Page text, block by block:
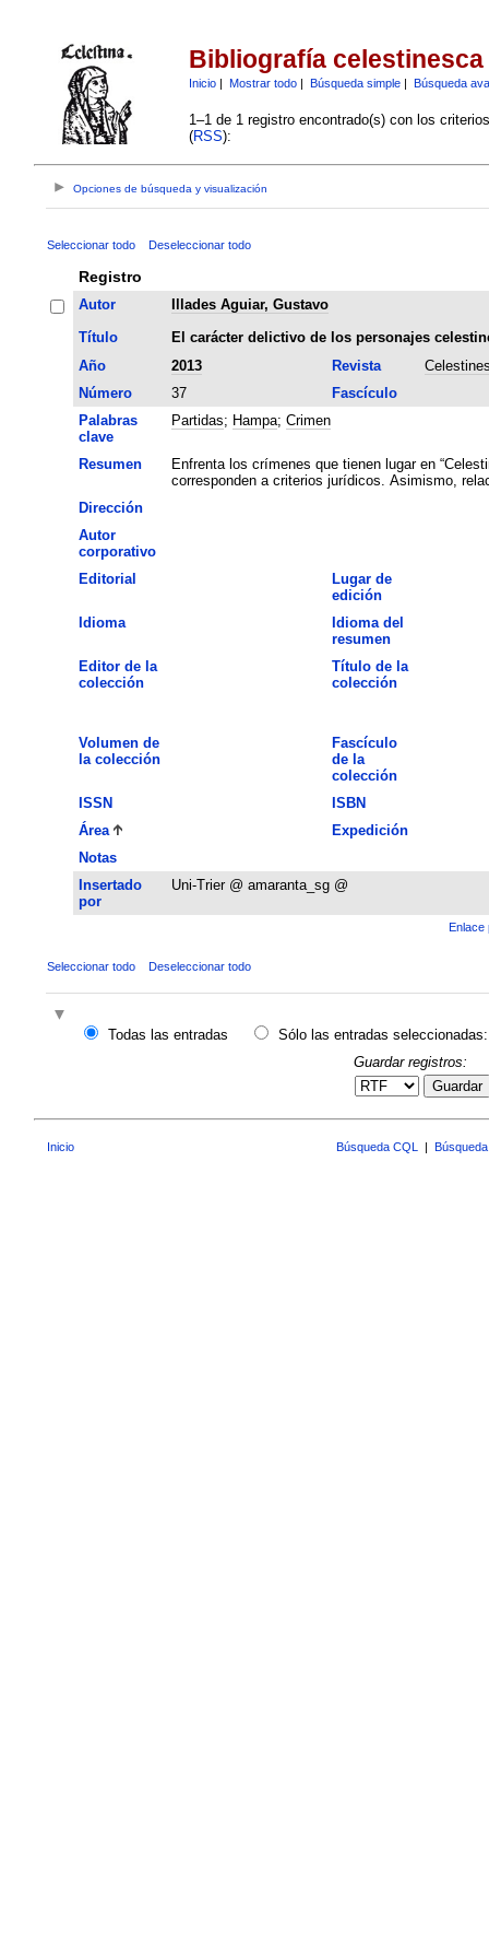
Bibliografía celestinesca
Inicio| Mostrar todo| Búsqueda simple| Búsqueda
1–1 de 1 registro encontrado(s) con los
(RSS):
Opciones de búsqueda y visualización
Seleccionar todo Deseleccionar todo
Registro
Autor
Illades Aguiar, Gustavo
Título
El carácter delictivo de los personajes
Año
2013 Revista
Número
37
Fascículo
Palabras
clave
Partidas; Hampa; Crimen
Resumen
Enfrenta los crímenes que tienen lugar en
corresponden a criterios jurídicos. Asimismo,
Dirección
Autor
corporativo
Editorial
Lugar de
edición
Idioma
Idioma del
resumen
Editor de la
colección
Título de la
colección
Volumen de
la colección
Fascículo
de la
colección
ISSN
ISBN
Área
Expedición
Notas
Insertado
por
Uni-Trier @ amaranta_sg @
Enlace
Seleccionar todo Deseleccionar todo
Todas las entradas
Sólo las entradas seleccionadas:
Guardar registros:
Guardar
Inicio Búsqueda CQL